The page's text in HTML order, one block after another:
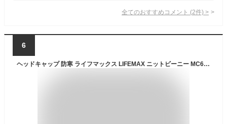
全てのおすすめコメント (2件) >
6
ヘッドキャップ 防寒 ライフマックス LIFEMAX ニットビーニー MC6625 防寒 あたたかい 冬用 防寒グッズ 防寒アイテム 冬用 アウトドア レジャー キャンプ 自転車 サイクリング クロスバイク 屋外DIY 現場作業 登山